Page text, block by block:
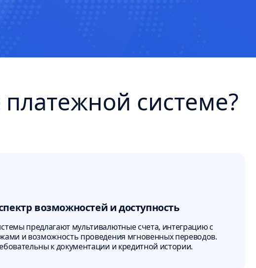
системе?
возможностей и доступность
предлагают мультивалютные счета, интеграцию с
и возможность проведения мгновенных переводов.
к документации и кредитной истории.